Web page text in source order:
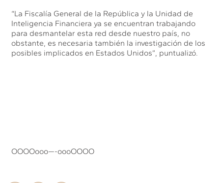
“La Fiscalía General de la República y la Unidad de
Inteligencia Financiera ya se encuentran trabajando
para desmantelar esta red desde nuestro país, no
obstante, es necesaria también la investigación de los
posibles implicados en Estados Unidos”, puntualizó.
OOOOooo—-oooOOOO